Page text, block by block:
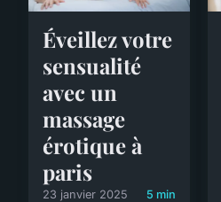
Éveillez votre
sensualité
avec un
massage
érotique à
paris
23 janvier 2025 5 min